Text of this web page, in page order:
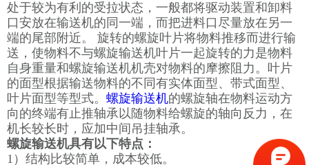
处于较为有利的受拉状态，一般都将驱动装置和卸料
口安放在输送机的同一端，而把进料口尽量放在另一
端的尾部附近。 旋转的螺旋叶片将物料推移而进行输
送，使物料不与螺旋输送机叶片一起旋转的力是物料
自身重量和螺旋输送机机壳对物料的摩擦阻力。叶片
的面型根据输送物料的不同有实体面型、带式面型、
叶片面型等型式。 螺旋输送机的螺旋轴在物料运动方
向的终端有止推轴承以随物料给螺旋的轴向反力，在
机长较长时，应加中间吊挂轴承。
螺旋输送机具有以下特点：
1）结构比较简单，成本较低。